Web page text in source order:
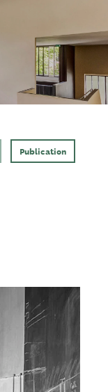
Publication